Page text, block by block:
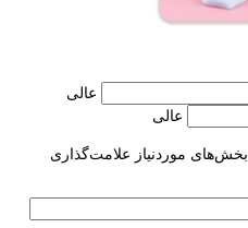
عالی
عالی
بخش‌های موردنیاز علامت‌گذاری